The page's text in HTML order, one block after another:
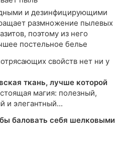
и дезинфицирующими
размножение пылевых
поэтому из него
постельное белье
свойств нет ни у
ткань, лучше которой
магия: полезный,
и элегантный...
баловать себя шелковыми